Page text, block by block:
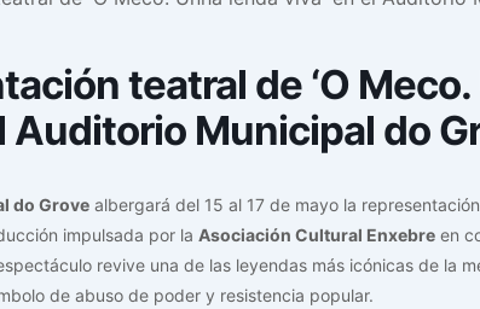
teatral de ‘O
Auditorio Municipal do
do Grove albergará del 15 al 17 de mayo la
impulsada por la Asociación Cultural Enxebre en
revive una de las leyendas más icónicas de la
de abuso de poder y resistencia popular.